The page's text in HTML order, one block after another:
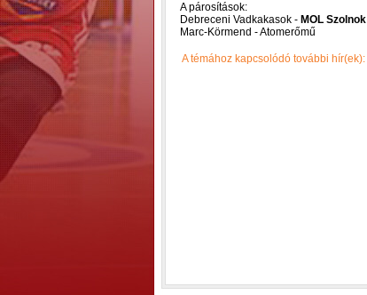
A párosítások:
Debreceni Vadkakasok - MOL Szolnok
Marc-Körmend - Atomerőmű
A témához kapcsolódó további hír(ek):